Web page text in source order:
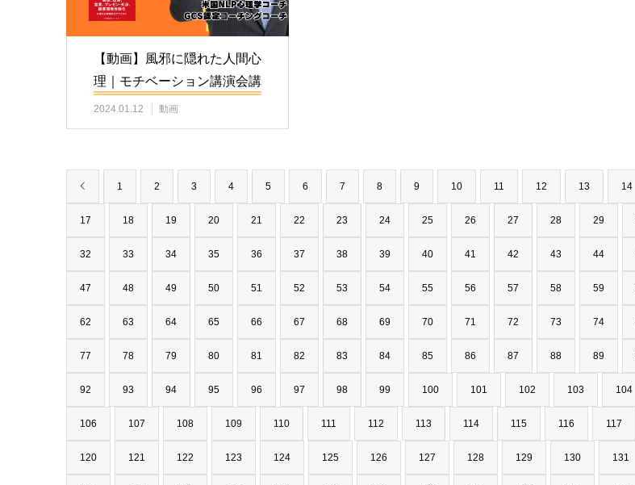
【動画】風邪に隠れた人間心
理｜モチベーション講演会講
師
2024.01.12 動画
1 2 3 4 5 6 7 8 9 10 11 12 13 14
17 18 19 20 21 22 23 24 25 26 27 28 29
32 33 34 35 36 37 38 39 40 41 42 43 44
47 48 49 50 51 52 53 54 55 56 57 58 59
62 63 64 65 66 67 68 69 70 71 72 73 74
77 78 79 80 81 82 83 84 85 86 87 88 89
92 93 94 95 96 97 98 99 100 101 102 103 104
106 107 108 109 110 111 112 113 114 115 116 117
120 121 122 123 124 125 126 127 128 129 130 131